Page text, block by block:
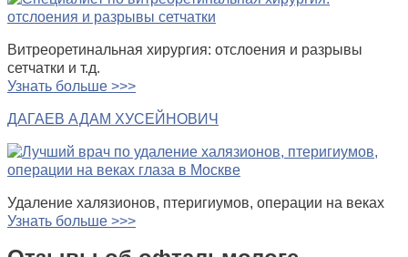
Витреоретинальная хирургия: отслоения и разрывы
сетчатки и т.д.
Узнать больше >>>
ДАГАЕВ АДАМ ХУСЕЙНОВИЧ
Удаление халязионов, птеригиумов, операции на веках
Узнать больше >>>